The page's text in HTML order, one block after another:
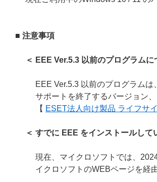
■ 注意事項
＜ EEE Ver.5.3 以前のプログラムに
EEE Ver.5.3 以前のプログラム
サポートを終了するバージョン
【 ESET法人向け製品 ライフサ
＜ すでに EEE をインストールし
現在、マイクロソフトでは、
イクロソフトのWEBページを経